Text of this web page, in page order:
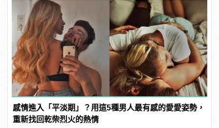
感情進入「平淡期」？用這5種男人最有感的愛愛姿勢，
重新找回乾柴烈火的熱情